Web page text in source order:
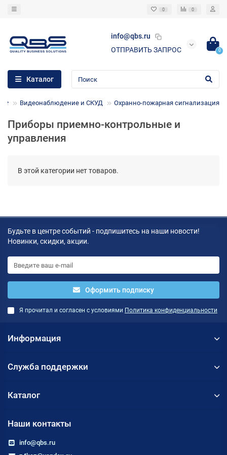
0 0
info@qbs.ru
ОТПРАВИТЬ ЗАПРОС
0
Каталог
Видеонаблюдение и СКУД Охранно-пожарная сигнализация
Приборы приемно-контрольные и
управления
В этой категории нет товаров.
Будьте в центре событий - подпишитесь на наши новости!
Новинки, скидки, акции.
Оформить подписку
Я прочитал и согласен с условиями Политика конфиденциальности
Информация
Служба поддержки
Каталог
Наши контакты
info@qbs.ru